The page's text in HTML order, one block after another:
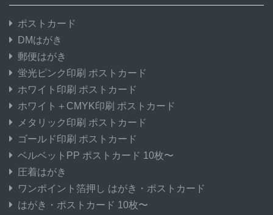
ポストカード
DMはがき
郵便はがき
蛍光ピンク印刷 ポストカード
ホワイト印刷 ポストカード
ホワイト＋CMYK印刷 ポストカード
メタリック印刷 ポストカード
ゴールド印刷 ポストカード
ベルベットPP ポストカード 10枚〜
圧着はがき
ワンポイント箔押し はがき・ポストカード
はがき・ポストカード 10枚〜